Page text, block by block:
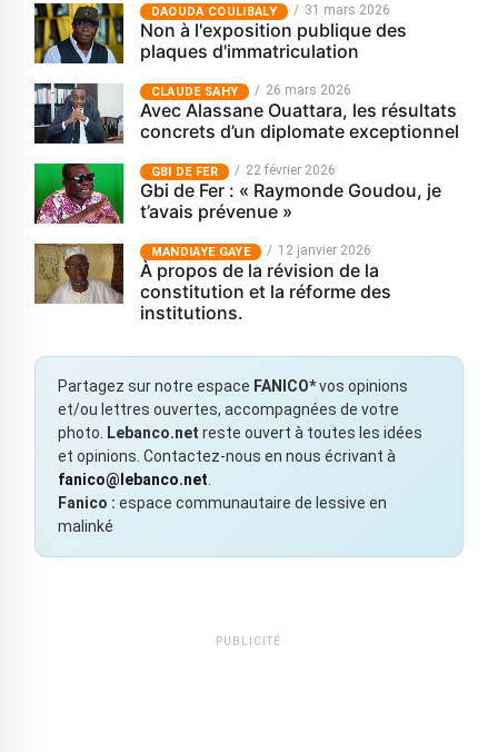
‎DAOUDA COULIBALY 31 mars 2026
Non à l'exposition publique des
plaques d'immatriculation
CLAUDE SAHY 26 mars 2026
Avec Alassane Ouattara, les résultats
concrets d’un diplomate exceptionnel
GBI DE FER 22 février 2026
Gbi de Fer : « Raymonde Goudou, je
t’avais prévenue »
MANDIAYE GAYE 12 janvier 2026
À propos de la révision de la
constitution et la réforme des
institutions.
Partagez sur notre espace FANICO*vos opinions
et/ou lettres ouvertes, accompagnées de votre
photo.
Lebanco.net reste ouvert à toutes les idées
et opinions. Contactez-nous en nous écrivant à
fanico@lebanco.net
Fanico : espace communautaire de lessive en
malinké
PUBLICITÉ